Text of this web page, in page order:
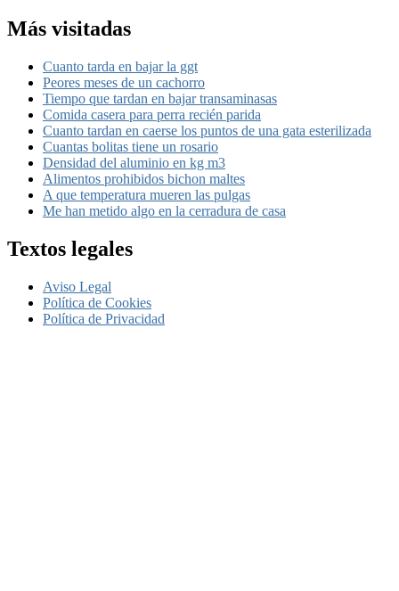
Más visitadas
Cuanto tarda en bajar la ggt
Peores meses de un cachorro
Tiempo que tardan en bajar transaminasas
Comida casera para perra recién parida
Cuanto tardan en caerse los puntos de una gata esterilizada
Cuantas bolitas tiene un rosario
Densidad del aluminio en kg m3
Alimentos prohibidos bichon maltes
A que temperatura mueren las pulgas
Me han metido algo en la cerradura de casa
Textos legales
Aviso Legal
Política de Cookies
Política de Privacidad